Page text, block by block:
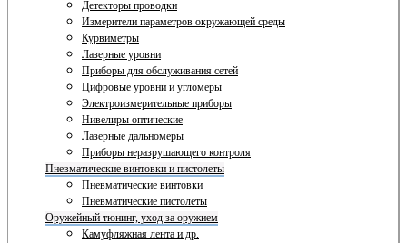
Детекторы проводки
Измерители параметров окружающей среды
Курвиметры
Лазерные уровни
Приборы для обслуживания сетей
Цифровые уровни и угломеры
Электроизмерительные приборы
Нивелиры оптические
Лазерные дальномеры
Приборы неразрушающего контроля
Пневматические винтовки и пистолеты
Пневматические винтовки
Пневматические пистолеты
Оружейный тюнинг, уход за оружием
Камуфляжная лента и др.